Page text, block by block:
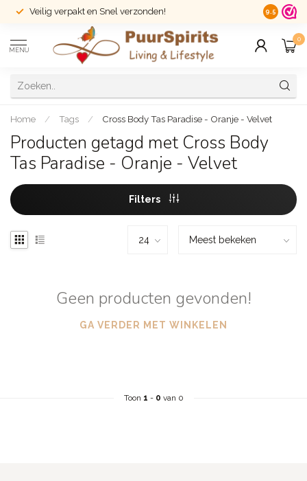
Veilig verpakt en Snel verzonden! 14 dagen
9.5
MENU
0
Home / Tags / Cross Body Tas Paradise - Oranje - Velvet
Producten getagd met Cross Body
Tas Paradise - Oranje - Velvet
Filters
Geen producten gevonden!
GA VERDER MET WINKELEN
Toon 1 - 0 van 0